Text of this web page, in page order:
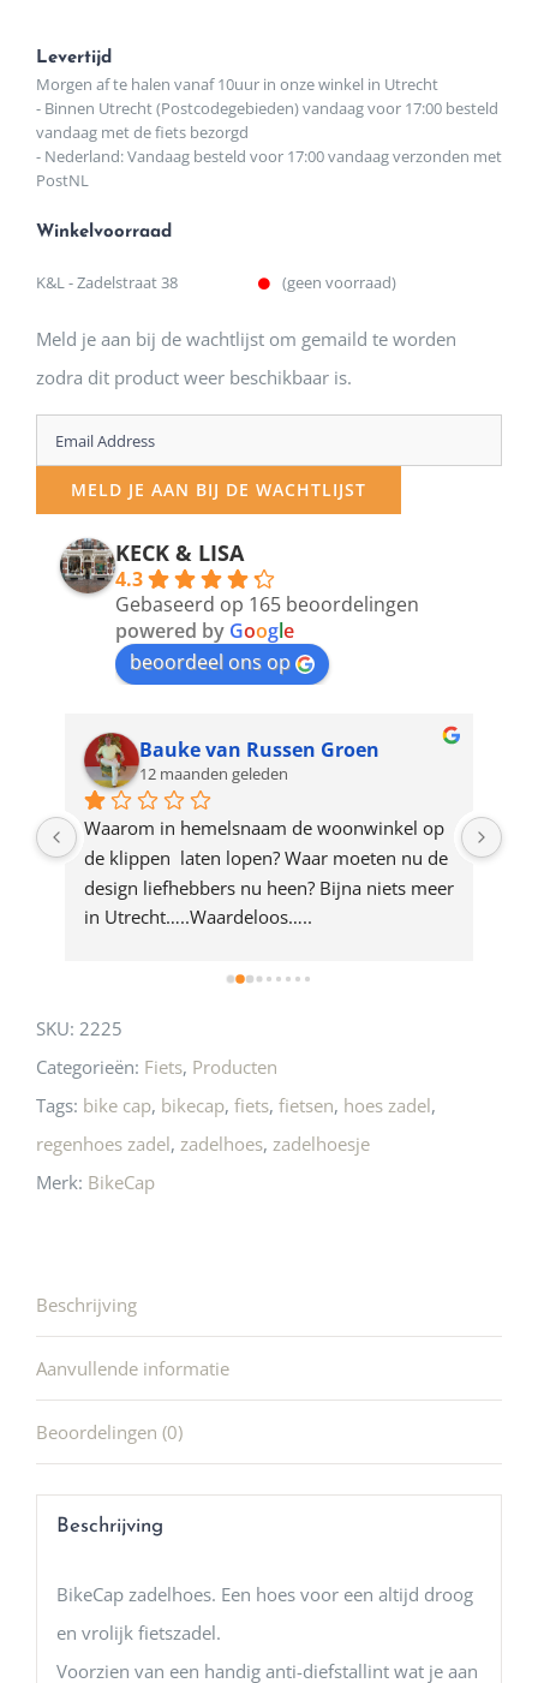
Levertijd
Morgen af te halen vanaf 10uur in onze winkel in Utrecht
- Binnen Utrecht (Postcodegebieden) vandaag voor 17:00 besteld
vandaag met de fiets bezorgd
- Nederland: Vandaag besteld voor 17:00 vandaag verzonden met
PostNL
Winkelvoorraad
K&L - Zadelstraat 38 (geen voorraad)
Meld je aan bij de wachtlijst om gemaild te worden
zodra dit product weer beschikbaar is.
Enter
your
email
address
product
MELD JE AAN BIJ DE WACHTLIJST
KECK & LISA
4.3
Gebaseerd op 165 beoordelingen
powered by Google
beoordeel ons op
Bauke van Russen Groen
12 maanden geleden
Waarom in hemelsnaam de woonwinkel op
de klippen  laten lopen? Waar moeten nu de
design liefhebbers nu heen? Bijna niets meer
in Utrecht…..Waardeloos…..
SKU: 2225
Categorieën: Fiets, Producten
Tags: bike cap, bikecap, fiets, fietsen, hoes zadel,
regenhoes zadel, zadelhoes, zadelhoesje
Merk: BikeCap
Beschrijving
Aanvullende informatie
Beoordelingen (0)
Beschrijving
BikeCap zadelhoes. Een hoes voor een altijd droog
en vrolijk fietszadel.
Voorzien van een handig anti-diefstallint wat je aan